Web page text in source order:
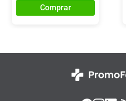
Comprar